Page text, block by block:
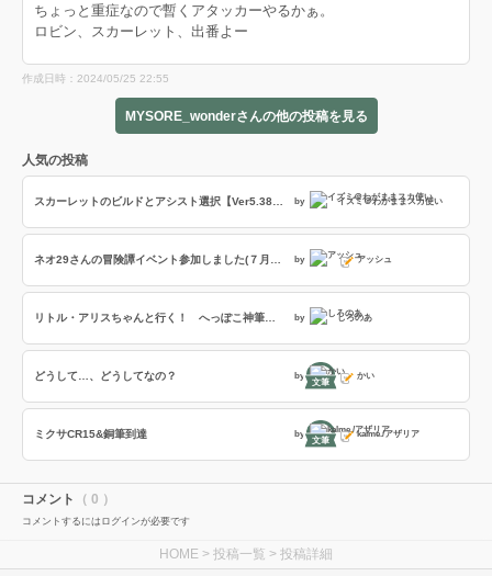
ちょっと重症なので暫くアタッカーやるかぁ。
ロビン、スカーレット、出番よー
作成日時：2024/05/25 22:55
MYSORE_wonderさんの他の投稿を見る
人気の投稿
by イズミ＠わがままスカ使い
by アッシュ
by しろのあ
どうして…、どうしてなの？ by
文筆
かい
ミクサCR15&銅筆到達 by
文筆
kalme./アザリア
コメント （ 0 ）
コメントするにはログインが必要です
HOME > 投稿一覧 > 投稿詳細